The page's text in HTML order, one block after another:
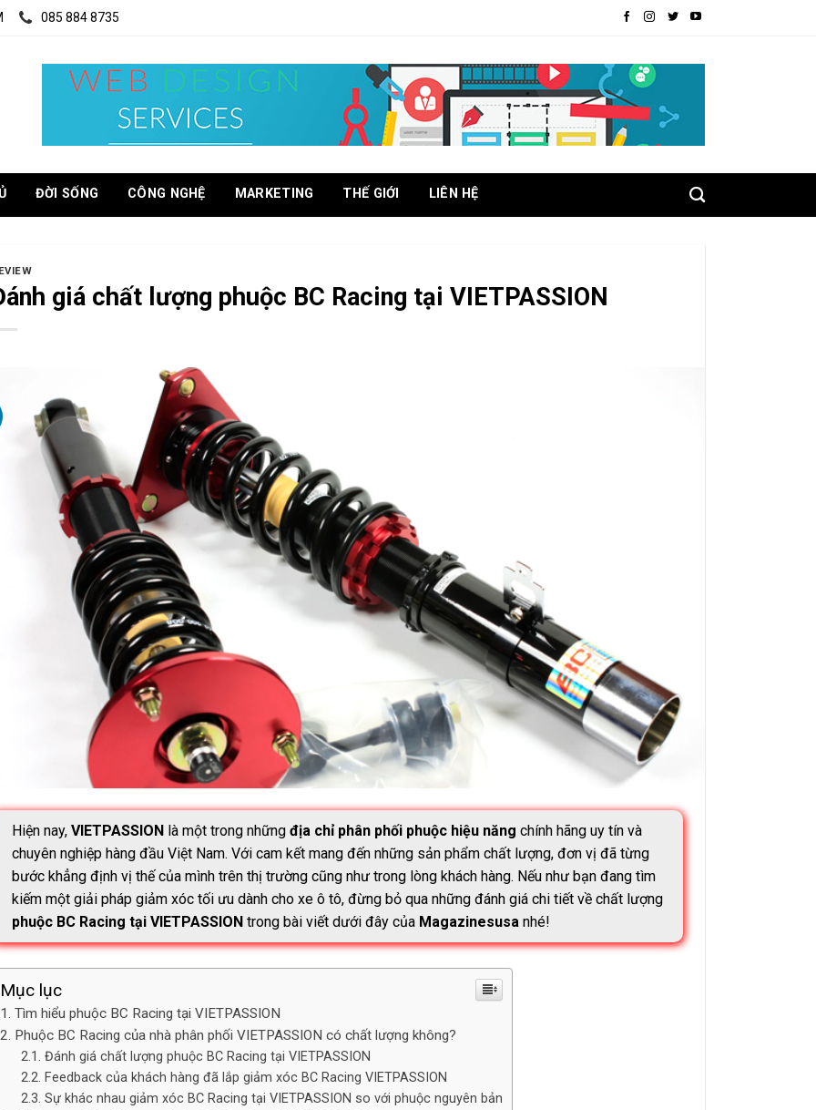
085 884 8735
ĐỜI SỐNG CÔNG NGHỆ MARKETING THẾ GIỚI LIÊN HỆ
giá chất lượng phuộc BC Racing tại VIETPASSION
Hiện nay, VIETPASSION là một trong những địa chỉ phân phối phuộc hiệu năng chính hãng uy tín và
chuyên nghiệp hàng đầu Việt Nam. Với cam kết mang đến những sản phẩm chất lượng, đơn vị đã từng
bước khẳng định vị thế của mình trên thị trường cũng như trong lòng khách hàng. Nếu như bạn đang tìm
kiếm một giải pháp giảm xóc tối ưu dành cho xe ô tô, đừng bỏ qua những đánh giá chi tiết về chất lượng
phuộc BC Racing tại VIETPASSION trong bài viết dưới đây của Magazinesusa nhé!
Mục lục
Tìm hiểu phuộc BC Racing tại VIETPASSION
Phuộc BC Racing của nhà phân phối VIETPASSION có chất lượng không?
Đánh giá chất lượng phuộc BC Racing tại VIETPASSION
Feedback của khách hàng đã lắp giảm xóc BC Racing VIETPASSION
Sự khác nhau giảm xóc BC Racing tại VIETPASSION so với phuộc nguyên bản